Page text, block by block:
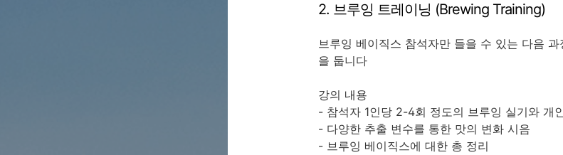
2. 브루잉 트레이닝 (Brewing Training)
브루잉 베이직스 참석자만 들을 수 있는 다음
을 둡니다
강의 내용
- 참석자 1인당 2-4회 정도의 브루잉 실기와 개
- 다양한 추출 변수를 통한 맛의 변화 시음
- 브루잉 베이직스에 대한 총 정리